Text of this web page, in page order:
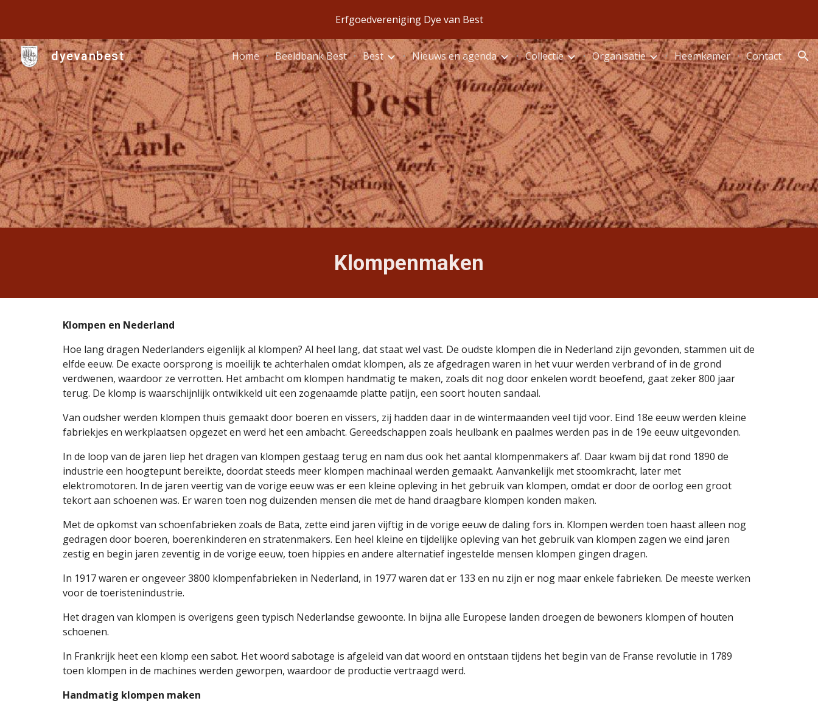
Skip to main content Skip to navigation
Erfgoedvereniging Dye van Best
dyevanbest Home Beeldbank Best Best Nieuws en agenda Collectie Organisatie Heemkamer Contact
Klompenmaken
Klompen en Nederland
Hoe lang dragen Nederlanders eigenlijk al klompen? Al heel lang, dat staat wel vast. De oudste klompen die in Nederland zijn gevonden, stammen uit de
elfde eeuw. De exacte oorsprong is moeilijk te achterhalen omdat klompen, als ze afgedragen waren in het vuur werden verbrand of in de grond
verdwenen, waardoor ze verrotten. Het ambacht om klompen handmatig te maken, zoals dit nog door enkelen wordt beoefend, gaat zeker 800 jaar
terug. De klomp is waarschijnlijk ontwikkeld uit een zogenaamde platte patijn, een soort houten sandaal.
Van oudsher werden klompen thuis gemaakt door boeren en vissers, zij hadden daar in de wintermaanden veel tijd voor. Eind 18e eeuw werden kleine
fabriekjes en werkplaatsen opgezet en werd het een ambacht. Gereedschappen zoals heulbank en paalmes werden pas in de 19e eeuw uitgevonden.
In de loop van de jaren liep het dragen van klompen gestaag terug en nam dus ook het aantal klompenmakers af. Daar kwam bij dat rond 1890 de
industrie een hoogtepunt bereikte, doordat steeds meer klompen machinaal werden gemaakt. Aanvankelijk met stoomkracht, later met
elektromotoren. In de jaren veertig van de vorige eeuw was er een kleine opleving in het gebruik van klompen, omdat er door de oorlog een groot
tekort aan schoenen was. Er waren toen nog duizenden mensen die met de hand draagbare klompen konden maken.
Met de opkomst van schoenfabrieken zoals de Bata, zette eind jaren vijftig in de vorige eeuw de daling fors in. Klompen werden toen haast alleen nog
gedragen door boeren, boerenkinderen en stratenmakers. Een heel kleine en tijdelijke opleving van het gebruik van klompen zagen we eind jaren
zestig en begin jaren zeventig in de vorige eeuw, toen hippies en andere alternatief ingestelde mensen klompen gingen dragen.
In 1917 waren er ongeveer 3800 klompenfabrieken in Nederland, in 1977 waren dat er 133 en nu zijn er nog maar enkele fabrieken. De meeste werken
voor de toeristenindustrie.
Het dragen van klompen is overigens geen typisch Nederlandse gewoonte. In bijna alle Europese landen droegen de bewoners klompen of houten
schoenen.
In Frankrijk heet een klomp een sabot. Het woord sabotage is afgeleid van dat woord en ontstaan tijdens het begin van de Franse revolutie in 1789
toen klompen in de machines werden geworpen, waardoor de productie vertraagd werd.
Handmatig klompen maken